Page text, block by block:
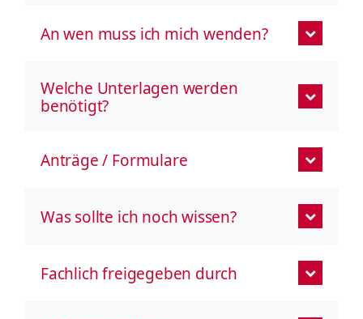
An wen muss ich mich wenden?
Welche Unterlagen werden
benötigt?
Anträge / Formulare
Was sollte ich noch wissen?
Fachlich freigegeben durch